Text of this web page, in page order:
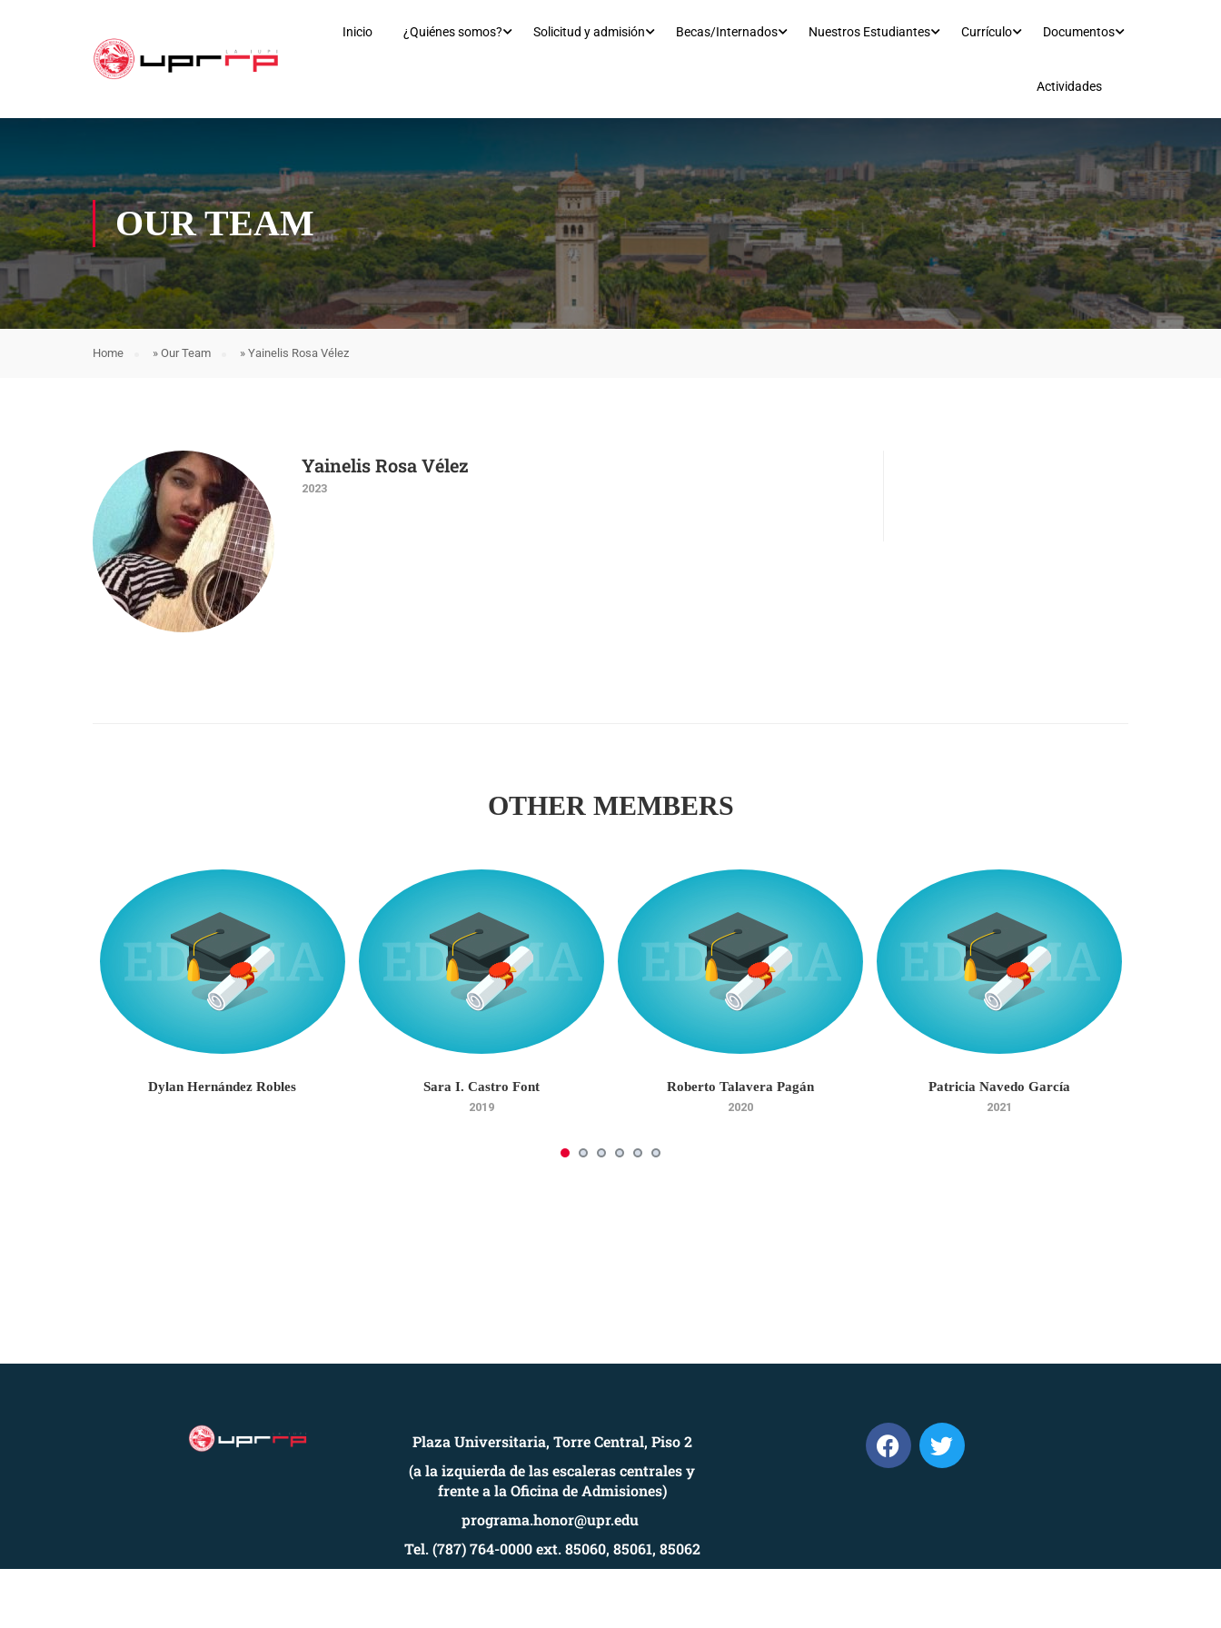
Inicio ¿Quiénes somos? Solicitud y admisión Becas/Internados Nuestros Estudiantes Currículo Documentos
Actividades
OUR TEAM
Home » Our Team » Yainelis Rosa Vélez
Yainelis Rosa Vélez
2023
OTHER MEMBERS
Dylan Hernández Robles Sara I. Castro Font
2019
Roberto Talavera Pagán
2020
Patricia Navedo García
2021
Plaza Universitaria, Torre Central, Piso 2
(a la izquierda de las escaleras centrales y
frente a la Oficina de Admisiones)
programa.honor@upr.edu
Tel. (787) 764-0000 ext. 85060, 85061, 85062